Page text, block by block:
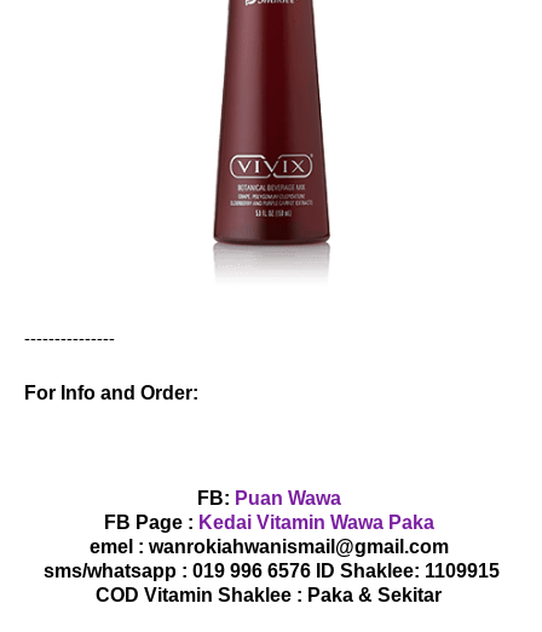
---------------
For Info and Order:
FB: Puan Wawa
FB Page : Kedai Vitamin Wawa Paka
emel : wanrokiahwanismail@gmail.com
sms/whatsapp : 019 996 6576 ID Shaklee: 1109915
COD Vitamin Shaklee : Paka & Sekitar